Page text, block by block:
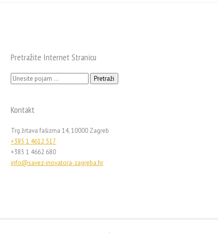
Pretražite Internet Stranicu
Pretraži:
Kontakt
Trg žrtava fašizma 14, 10000 Zagreb
+385 1 4612 517
+385 1 4662 680
info@savez-inovatora-zagreba.hr